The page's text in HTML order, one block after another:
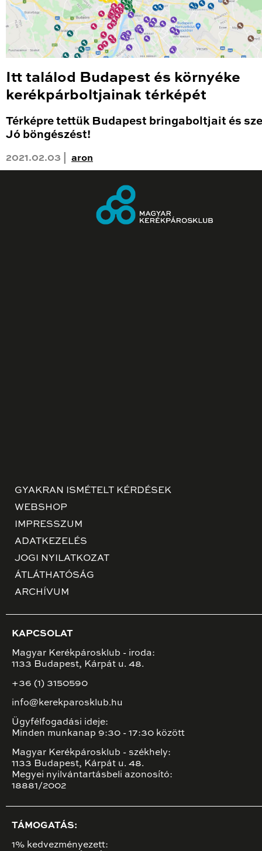
Itt találod Budapest és környéke
kerékpárboltjainak térképét
Térképre tettük Budapest bringaboltjait és
Jó böngészést!
2021.02.03 | aron
GYAKRAN ISMÉTELT KÉRDÉSEK
WEBSHOP
IMPRESSZUM
ADATKEZELÉS
JOGI NYILATKOZAT
ÁTLÁTHATÓSÁG
ARCHÍVUM
KAPCSOLAT
Magyar Kerékpárosklub - iroda:
1133 Budapest, Kárpát u. 48.
+36 (1) 3150590
info@kerekparosklub.hu
Ügyfélfogadási ideje:
Minden munkanap 9:30 - 17:30 között
Magyar Kerékpárosklub - székhely:
1133 Budapest, Kárpát u. 48.
Megyei nyilvántartásbeli azonosító:
18881/2002
TÁMOGATÁS:
1% kedvezményezett: